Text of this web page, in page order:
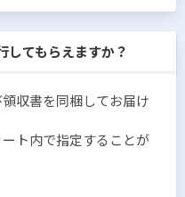
してもらえますか？
収書を同梱してお届け
ト内で指定することが